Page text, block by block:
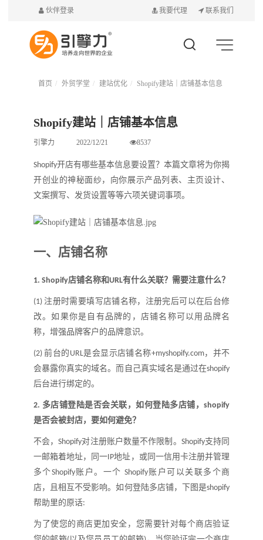
伙伴登录 我要代理 联系我们
首页 外贸学堂 建站优化 Shopify建站｜店铺基本信息
Shopify建站｜店铺基本信息
引擎力 2022/12/21 8537
Shopify开店有哪些基本信息要设置？本篇文章将为你揭
开创业的神秘面纱，向你展示产品列表、主页设计、
文案撰写、发货设置等等六项关键词事项。
一、 店铺名称
1. Shopify店铺名称和URL有什么关联？ 需要注意什么？
(1) 注册时需要填写店铺名称，注册完后可以在后台修
改。如果你是自有品牌的，店铺名称可以用品牌名
称，增强品牌客户的品牌意识。
(2) 前台的 URL是会显示店铺名称+myshopify.com，并不
会暴露你真实的域名。而自己真实域名是通过在shopify
后台进行绑定的。
2. 多店铺登陆是否会关联，如何登陆多店铺， shopify
是否会被封店，要如何避免？
不会，Shopify对注册账户数量不作限制。 Shopify支持同
一邮箱着地址，同一IP地址，或同一信用卡注册并管理
多个Shopify账户。一个Shopify账户可以关联多个商
店，且相互不受影响。如何登陆多店铺，下图是shopify
帮助里的原话:
为了使您的商店更加安全，您需要针对每个商店验证